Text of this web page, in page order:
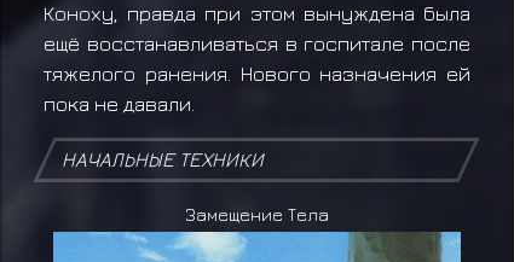
Коноху, правда при этом вынуждена была
ещё восстанавливаться в госпитале после
тяжелого ранения. Нового назначения ей
пока не давали.
НАЧАЛЬНЫЕ ТЕХНИКИ
Замещение Тела